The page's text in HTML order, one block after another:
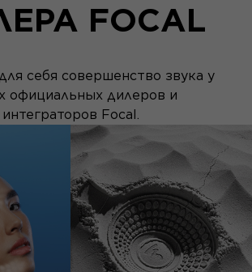
FOCAL
себя совершенство звука у
официальных дилеров и
интеграторов Focal.